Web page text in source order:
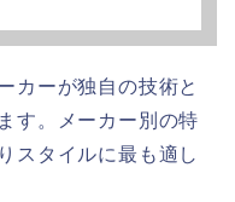
カーが独自の技術と
す。メーカー別の特
スタイルに最も適し